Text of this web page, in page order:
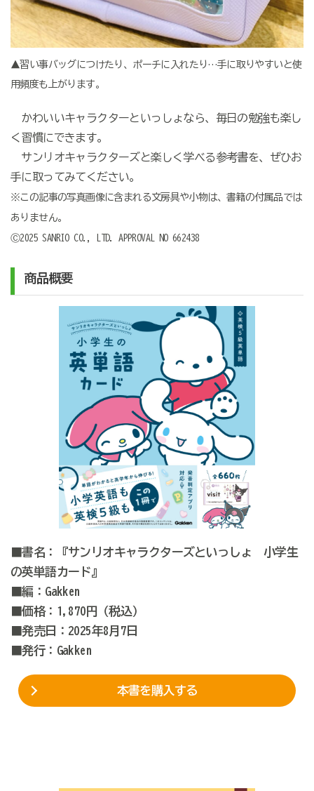
▲習い事バッグにつけたり、ポーチに入れたり…手に取りやすいと使
用頻度も上がります。
かわいいキャラクターといっしょなら、毎日の勉強も楽し
く習慣にできます。
サンリオキャラクターズと楽しく学べる参考書を、ぜひお
手に取ってみてください。
※この記事の写真画像に含まれる文房具や小物は、書籍の付属品では
ありません。
Ⓒ2025 SANRIO CO., LTD. APPROVAL NO 662438
商品概要
■書名：『サンリオキャラクターズといっしょ 小学生
の英単語カード』
■編：Gakken
■価格：1,870円（税込）
■発売日：2025年8月7日
■発行：Gakken
本書を購入する